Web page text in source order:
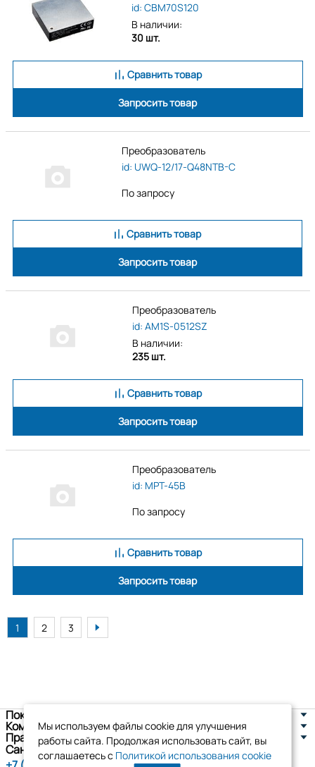
id: CBM70S120
В наличии:
30 шт.
Сравнить товар
Запросить товар
Преобразователь
id: UWQ-12/17-Q48NTB-C
По запросу
Сравнить товар
Запросить товар
Преобразователь
id: AM1S-0512SZ
В наличии:
235 шт.
Сравнить товар
Запросить товар
Преобразователь
id: MPT-45B
По запросу
Сравнить товар
Запросить товар
1 2 3
Покупателям
Компания
Правовая информация
Санкт-Петербург, ул. Новоселов д. 8
Мы используем файлы cookie для улучшения
работы сайта. Продолжая использовать сайт, вы
соглашаетесь с Политикой использования cookie